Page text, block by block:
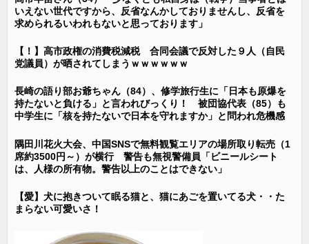
いえない世代ですから、反省なんかしておりませんし、反省を
求められるいわれもないと思っております」
【！】高市政権の消費税減税 合同会議で反対した９人（自民
党議員）が晒されてしまうｗｗｗｗｗｗ
長崎の語り部お爺ちゃん（84）、修学旅行生に「日本も原爆を
持たないと負ける」と言われびっくり！ 被団協代表（85）も
中学生に「核を持たないで日本を守れますか」と問われ危機感
隅田川花火大会、中国SNSで無料観覧エリアの場所取り転売（1
席約3500円～）が横行 警告も無視警備員「ビニールシート
は、人様の所有物。警告以上のことはできない」
【愛】犬に抱きついて眠る猫と、猫にあごを置いてる犬・・た
まらない可愛いさ！